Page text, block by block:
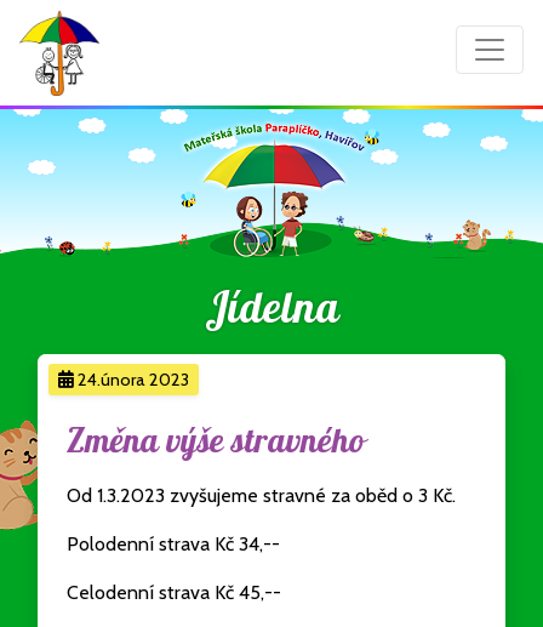
Jídelna
24.února 2023
Změna výše stravného
Od 1.3.2023 zvyšujeme stravné za oběd o 3 Kč.
Polodenní strava Kč 34,--
Celodenní strava Kč 45,--